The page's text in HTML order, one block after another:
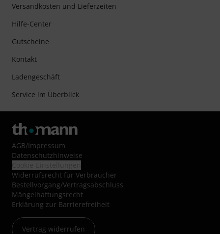
Versandkosten und Lieferzeiten
Hilfe-Center
Gutscheine
Kontakt
Ladengeschäft
Service im Überblick
AGB/Impressum
Datenschutzhinweise
Widerrufsrecht für Verbraucher
Bestellvorgang/Vertragsabschluss
Mängelhaftungsrecht
Erklärung zur Barrierefreiheit
Vertrag widerrufen